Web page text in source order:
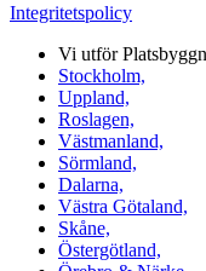
Integritetspolicy
Vi utför
Stockholm,
Uppland,
Roslagen,
Västmanland,
Sörmland,
Dalarna,
Västra Götaland,
Skåne,
Östergötland,